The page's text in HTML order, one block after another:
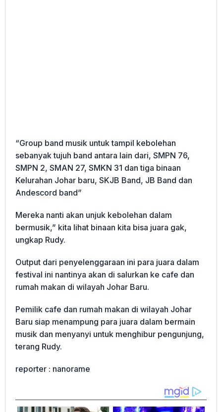
“Group band musik untuk tampil kebolehan
sebanyak tujuh band antara lain dari, SMPN 76,
SMPN 2, SMAN 27, SMKN 31 dan tiga binaan
Kelurahan Johar baru, SKJB Band, JB Band dan
Andescord band”
Mereka nanti akan unjuk kebolehan dalam
bermusik,” kita lihat binaan kita bisa juara gak,
ungkap Rudy.
Output dari penyelenggaraan ini para juara dalam
festival ini nantinya akan di salurkan ke cafe dan
rumah makan di wilayah Johar Baru.
Pemilik cafe dan rumah makan di wilayah Johar
Baru siap menampung para juara dalam bermain
musik dan menyanyi untuk menghibur pengunjung,
terang Rudy.
reporter : nanorame